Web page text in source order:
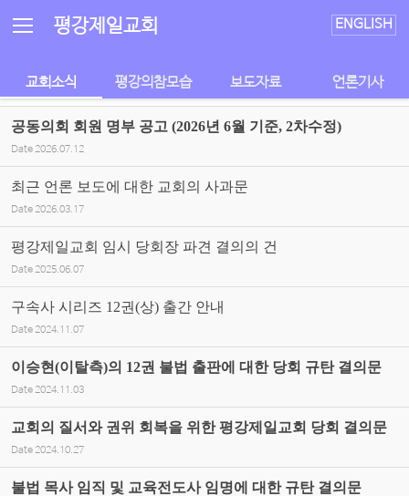
평강제일교회 ENGLISH
교회소식 평강의참모습 보도자료 언론기사
공동의회 회원 명부 공고 (2026년 6월 기준, 2차수정)
Date 2026.07.12
최근 언론 보도에 대한 교회의 사과문
Date 2026.03.17
평강제일교회 임시 당회장 파견 결의의 건
Date 2025.06.07
구속사 시리즈 12권(상) 출간 안내
Date 2024.11.07
이승현(이탈측)의 12권 불법 출판에 대한 당회 규탄 결의문
Date 2024.11.03
교회의 질서와 권위 회복을 위한 평강제일교회 당회 결의문
Date 2024.10.27
불법 목사 임직 및 교육전도사 임명에 대한 규탄 결의문